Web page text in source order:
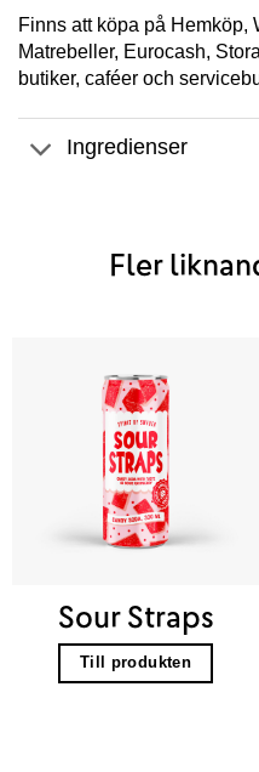
Finns att köpa på Hemköp,
Matrebeller, Eurocash,
butiker, caféer och
Ingredienser
Fler
Sour Straps
Till produkten